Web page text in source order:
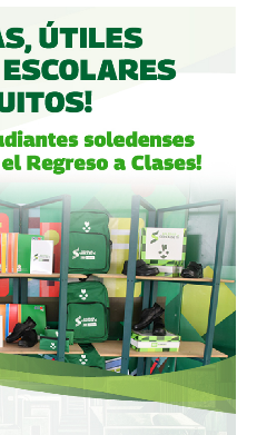
especiales que
y luego
la que en julio de 2021,
económica, suficiente
que lo vendieron a la
(El Economista, dic. 2020
Definitivo, Bolsa Mexicana
se han aliado en otras
la licitación para construir
de Texcoco),cuando
la administración de El
ni los copresidentes de
injerencias en Aquos, por
fue heredada, y acabó